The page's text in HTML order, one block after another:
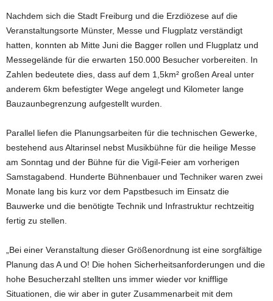
Nachdem sich die Stadt Freiburg und die Erzdiözese auf die
Veranstaltungsorte Münster, Messe und Flugplatz verständigt
hatten, konnten ab Mitte Juni die Bagger rollen und Flugplatz und
Messegelände für die erwarten 150.000 Besucher vorbereiten. In
Zahlen bedeutete dies, dass auf dem 1,5km² großen Areal unter
anderem 6km befestigter Wege angelegt und Kilometer lange
Bauzaunbegrenzung aufgestellt wurden.
Parallel liefen die Planungsarbeiten für die technischen Gewerke,
bestehend aus Altarinsel nebst Musikbühne für die heilige Messe
am Sonntag und der Bühne für die Vigil-Feier am vorherigen
Samstagabend. Hunderte Bühnenbauer und Techniker waren zwei
Monate lang bis kurz vor dem Papstbesuch im Einsatz die
Bauwerke und die benötigte Technik und Infrastruktur rechtzeitig
fertig zu stellen.
„Bei einer Veranstaltung dieser Größenordnung ist eine sorgfältige
Planung das A und O! Die hohen Sicherheitsanforderungen und die
hohe Besucherzahl stellten uns immer wieder vor knifflige
Situationen, die wir aber in guter Zusammenarbeit mit dem